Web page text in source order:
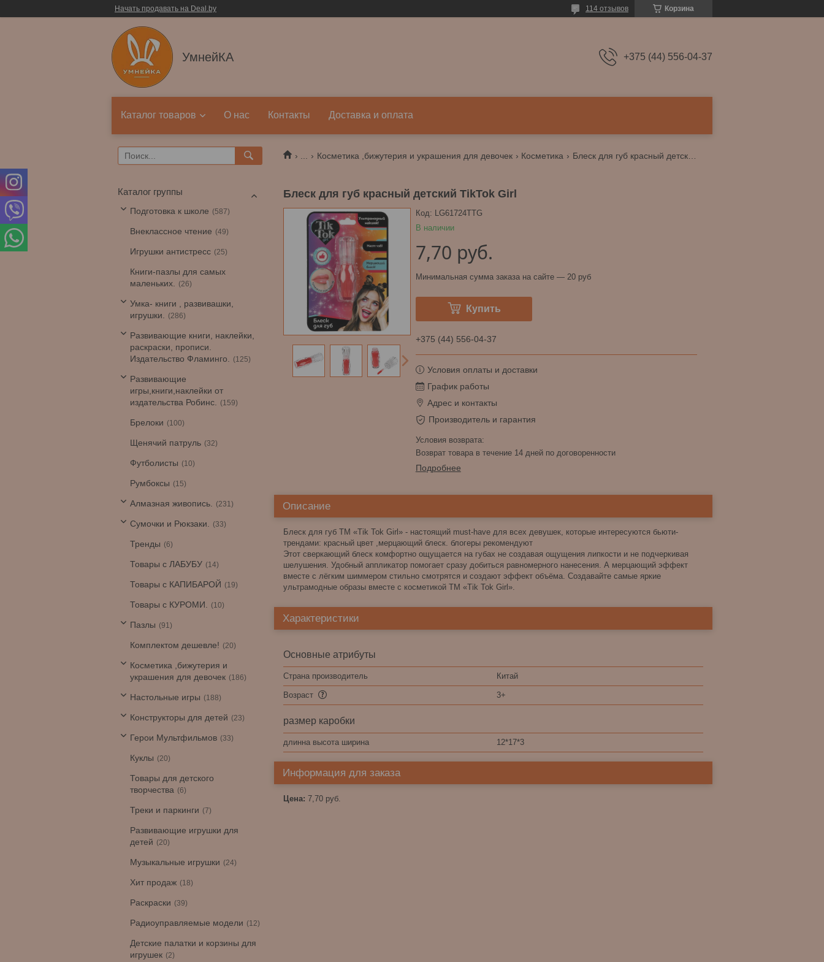
Начать продавать на Deal.by Корзина
114 отзывов
УмнейКА +375 (44) 556-04-37
Каталог товаров О нас Контакты Доставка и оплата
Косметика ,бижутерия и украшения для девочек Косметика Блеск для губ красный детский tiktok girl
Блеск для губ красный детский TikTok Girl
В наличии
Код: LG61724TTG
7,70 руб.
Минимальная сумма заказа на сайте — 20 руб
Купить
+375 (44) 556-04-37
Условия оплаты и доставки
График работы
Адрес и контакты
Производитель и гарантия
возврат товара в течение 14 дней по договоренности
Подробнее
Описание
Блеск для губ ТМ «Tik Tok Girl» - настоящий must-have для всех девушек, которые интересуются бьюти-
трендами: красный цвет ,мерцающий блеск. блогеры рекомендуют
Этот сверкающий блеск комфортно ощущается на губах не создавая ощущения липкости и не подчеркивая
шелушения. Удобный аппликатор помогает сразу добиться равномерного нанесения. А мерцающий эффект
вместе с лёгким шиммером стильно смотрятся и создают эффект объёма. Создавайте самые яркие
ультрамодные образы вместе с косметикой ТМ «Tik Tok Girl».
Характеристики
Основные атрибуты
Страна производитель Китай
Возраст 3+
размер каробки
длинна высота ширина 12*17*3
Информация для заказа
Цена: 7,70 руб.
Каталог группы
Подготовка к школе 587
Внеклассное чтение 49
Игрушки антистресс 25
Книги-пазлы для самых
маленьких.
26
Умка- книги , развивашки,
игрушки.
286
Развивающие книги, наклейки,
раскраски, прописи.
Издательство Фламинго.
125
Развивающие
игры,книги,наклейки от
издательства Робинс.
159
Брелоки 100
Щенячий патруль 32
Футболисты 10
Румбоксы 15
Алмазная живопись. 231
Сумочки и Рюкзаки. 33
Тренды 6
Товары с ЛАБУБУ 14
Товары с КАПИБАРОЙ 19
Товары с КУРОМИ. 10
Пазлы 91
Комплектом дешевле! 20
Косметика ,бижутерия и
украшения для девочек
186
Настольные игры 188
Конструкторы для детей 23
Герои Мультфильмов 33
Куклы 20
Товары для детского
творчества
6
Треки и паркинги 7
Развивающие игрушки для
детей
20
Музыкальные игрушки 24
Хит продаж 18
Раскраски 39
Радиоуправляемые модели 12
Детские палатки и корзины для
игрушек
2